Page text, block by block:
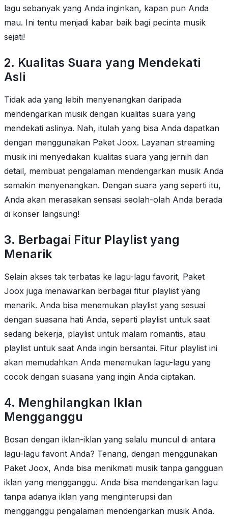
lagu sebanyak yang Anda inginkan, kapan pun Anda
mau. Ini tentu menjadi kabar baik bagi pecinta musik
sejati!
2. Kualitas Suara yang Mendekati
Asli
Tidak ada yang lebih menyenangkan daripada
mendengarkan musik dengan kualitas suara yang
mendekati aslinya. Nah, itulah yang bisa Anda dapatkan
dengan menggunakan Paket Joox. Layanan streaming
musik ini menyediakan kualitas suara yang jernih dan
detail, membuat pengalaman mendengarkan musik Anda
semakin menyenangkan. Dengan suara yang seperti itu,
Anda akan merasakan sensasi seolah-olah Anda berada
di konser langsung!
3. Berbagai Fitur Playlist yang
Menarik
Selain akses tak terbatas ke lagu-lagu favorit, Paket
Joox juga menawarkan berbagai fitur playlist yang
menarik. Anda bisa menemukan playlist yang sesuai
dengan suasana hati Anda, seperti playlist untuk saat
sedang bekerja, playlist untuk malam romantis, atau
playlist untuk saat Anda ingin bersantai. Fitur playlist ini
akan memudahkan Anda menemukan lagu-lagu yang
cocok dengan suasana yang ingin Anda ciptakan.
4. Menghilangkan Iklan
Mengganggu
Bosan dengan iklan-iklan yang selalu muncul di antara
lagu-lagu favorit Anda? Tenang, dengan menggunakan
Paket Joox, Anda bisa menikmati musik tanpa gangguan
iklan yang mengganggu. Anda bisa mendengarkan lagu
tanpa adanya iklan yang menginterupsi dan
mengganggu pengalaman mendengarkan musik Anda.